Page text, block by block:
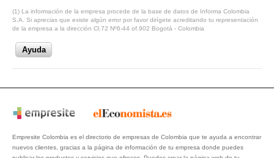
(1) La información de la empresa procede de la base de datos de Informa Colombia
S.A. Si aprecias que existe algún error por favor dirígete acreditando tu representación
de la empresa a la dirección Cl.72 Nº6-44 of.902 Bogotá - Colombia
Ayuda
Empresite Colombia es el directorio de empresas de Colombia que te ayuda a encontrar
nuevos clientes, gracias a la página de información de tu empresa donde puedes